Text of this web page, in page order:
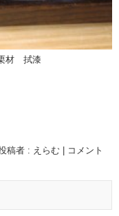
拭漆
稿者 : えらむ
コメント